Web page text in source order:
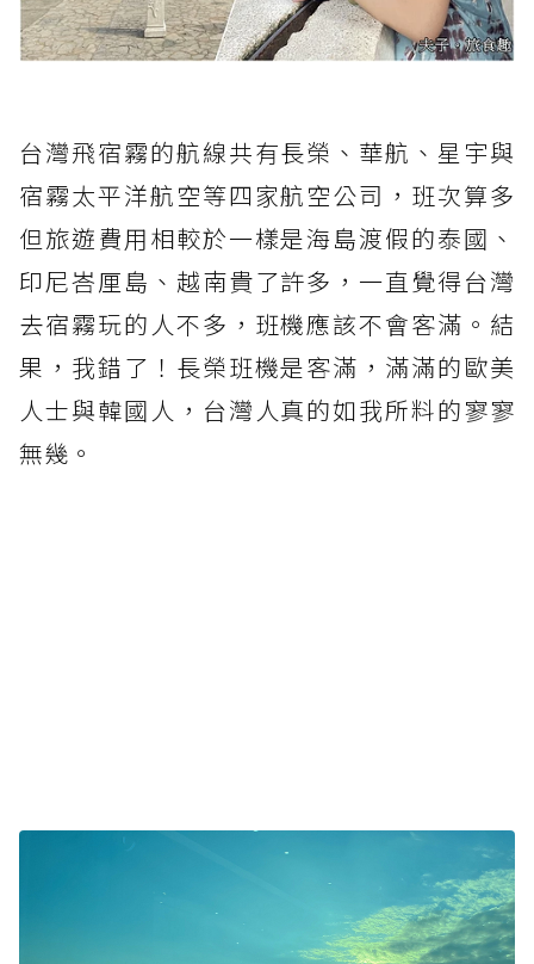
台灣飛宿霧的航線共有長榮、華航、星宇與
宿霧太平洋航空等四家航空公司，班次算多
但旅遊費用相較於一樣是海島渡假的泰國、
印尼峇厘島、越南貴了許多，一直覺得台灣
去宿霧玩的人不多，班機應該不會客滿。結
果，我錯了！長榮班機是客滿，滿滿的歐美
人士與韓國人，台灣人真的如我所料的寥寥
無幾。